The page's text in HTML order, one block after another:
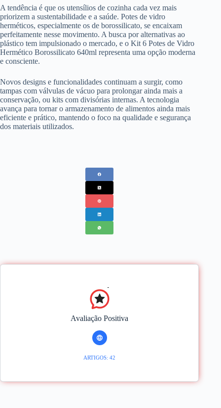
A tendência é que os utensílios de cozinha cada vez mais
priorizem a sustentabilidade e a saúde. Potes de vidro
herméticos, especialmente os de borossilicato, se encaixam
perfeitamente nesse movimento. A busca por alternativas ao
plástico tem impulsionado o mercado, e o Kit 6 Potes de Vidro
Hermético Borossilicato 640ml representa uma opção moderna
e consciente.
Novos designs e funcionalidades continuam a surgir, como
tampas com válvulas de vácuo para prolongar ainda mais a
conservação, ou kits com divisórias internas. A tecnologia
avança para tornar o armazenamento de alimentos ainda mais
eficiente e prático, mantendo o foco na qualidade e segurança
dos materiais utilizados.
Avaliação Positiva
ARTIGOS: 42